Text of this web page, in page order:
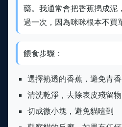
藥。我通常會把香蕉搗成泥
過一次，因為咪咪根本不買
餵食步驟：
選擇熟透的香蕉，避免青香
清洗乾淨，去除表皮殘留物
切成微小塊，避免貓噎到